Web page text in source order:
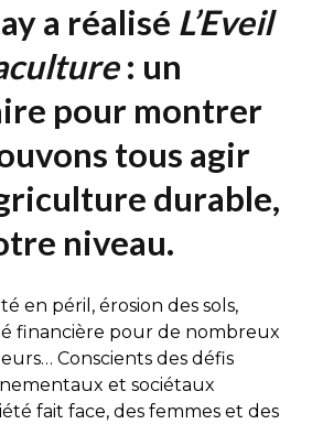
a réalisé L’Eveil
: un
pour montrer
tous agir
durable,
niveau.
en péril, érosion des sols,
financière pour de nombreux
Conscients des défis
et sociétaux
fait face, des femmes et des